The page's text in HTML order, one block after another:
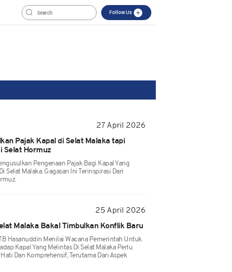
Follow Us
27 April 2026
Pajak Kapal di Selat Malaka tapi
Selat Hormuz
Pengenaan Pajak Bagi Kapal Yang
Selat Malaka. Gagasan Ini Terinspirasi Dari
25 April 2026
Malaka Bakal Timbulkan Konflik Baru
Hasanuddin Menilai Wacana Pemerintah Untuk
Kapal Yang Melintas Di Selat Malaka Perlu
Dan Komprehensif, Terutama Dari Aspek